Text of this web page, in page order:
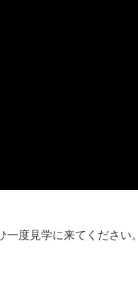
度見学に来てください。